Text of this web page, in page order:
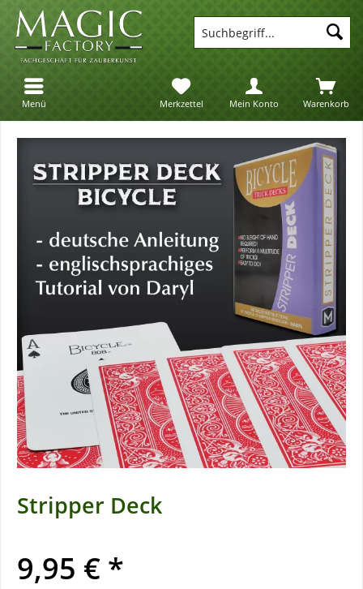
Menü Warenkorb
Merkzettel Mein Konto
Stripper Deck
9,95 € *